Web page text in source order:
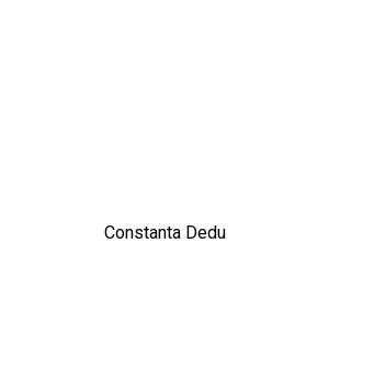
Constanta Dedu